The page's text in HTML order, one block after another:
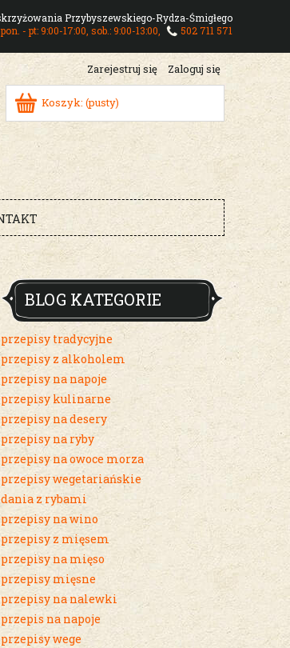
Przybyszewskiego-Rydza-Śmigłego
pon. - pt: 9:00-17:00, sob.: 9:00-13:00,
502 711 571
Zarejestruj się Zaloguj się
Koszyk: (pusty)
BLOG KATEGORIE
przepisy tradycyjne
przepisy z alkoholem
przepisy na napoje
przepisy kulinarne
przepisy na desery
przepisy na ryby
przepisy na owoce morza
przepisy wegetariańskie
dania z rybami
przepisy na wino
przepisy z mięsem
przepisy na mięso
przepisy mięsne
przepisy na nalewki
przepis na napoje
przepisy wege